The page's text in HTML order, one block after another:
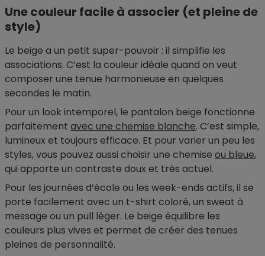
Une couleur facile à associer (et pleine de
style)
Le beige a un petit super-pouvoir : il simplifie les
associations. C’est la couleur idéale quand on veut
composer une tenue harmonieuse en quelques
secondes le matin.
Pour un look intemporel, le pantalon beige fonctionne
parfaitement avec une chemise blanche. C’est simple,
lumineux et toujours efficace. Et pour varier un peu les
styles, vous pouvez aussi choisir une chemise ou bleue,
qui apporte un contraste doux et très actuel.
Pour les journées d’école ou les week-ends actifs, il se
porte facilement avec un t-shirt coloré, un sweat à
message ou un pull léger. Le beige équilibre les
couleurs plus vives et permet de créer des tenues
pleines de personnalité.